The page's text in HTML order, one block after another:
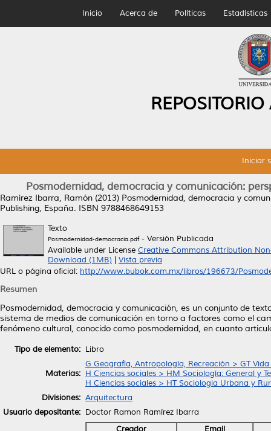
Inicio Acerca de Políticas Estadísticas
Iniciar
Posmodernidad, democracia y comunicación:
Ramírez Ibarra, Ramón (2013) Posmodernidad, democracia y
Publishing, España. ISBN 9788468649153
Texto
Posmodernidad-democracia.pdf- Versión Publicada
Available under License Creative Commons Attribution
Download (1MB)
Vista previa
URL o página oficial: http://www.bubok.com.mx/libros/196673/
Resumen
Posmodernidad, democracia y comunicación, es un conjunto de
sistema de medios de comunicación en torno a factores como el
fenómeno cultural, conocido como posmodernidad, en cuanto
Tipo de elemento: Libro
Materias:
G Geografía, Antropología, Recreación > GT
H Ciencias sociales > HM Sociología: General y
H Ciencias sociales > HT Sociologia Urbana y
Divisiones: Arquitectura
Usuario depositante: Doctor Ramon Ramírez Ibarra
Creador
Email